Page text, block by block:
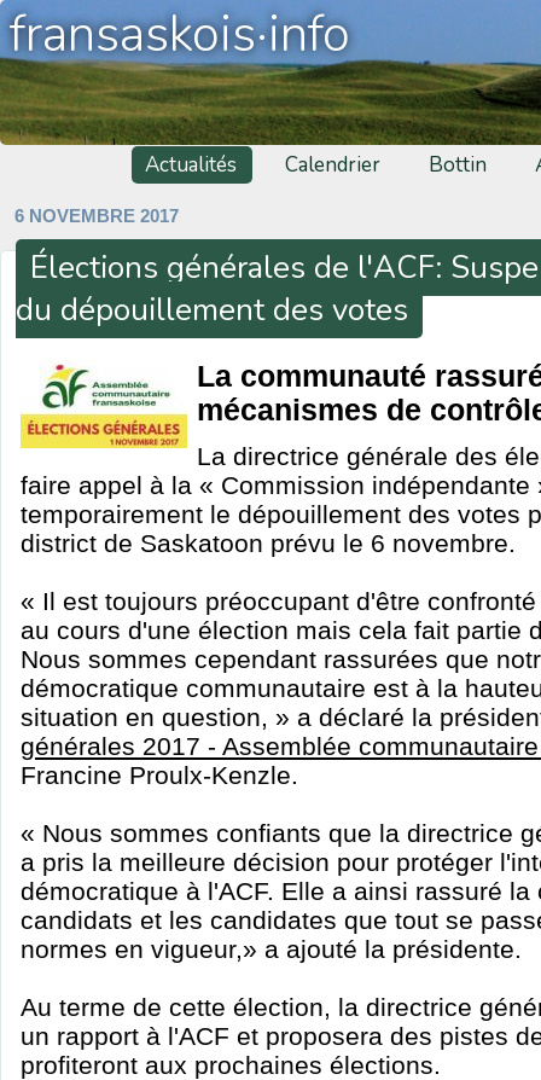
fransaskois·info
Actualités Calendrier Bottin
6 NOVEMBRE 2017
Élections générales de l'ACF:
du dépouillement des votes
La communauté
mécanismes de
La directrice générale des
faire appel à la « Commission indépendante
temporairement le dépouillement des votes
district de Saskatoon prévu le 6 novembre.
« Il est toujours préoccupant d'être
au cours d'une élection mais cela fait partie
Nous sommes cependant rassurées que
démocratique communautaire est à la
situation en question, » a déclaré la
générales 2017 - Assemblée
Francine Proulx-Kenzle.
« Nous sommes confiants que la directrice
a pris la meilleure décision pour protéger
démocratique à l'ACF. Elle a ainsi rassuré la
candidats et les candidates que tout se
normes en vigueur,» a ajouté la présidente.
Au terme de cette élection, la directrice
un rapport à l'ACF et proposera des pistes
profiteront aux prochaines élections.